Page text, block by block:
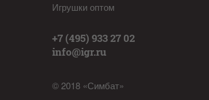
Игрушки оптом
+7 (495) 933 27 02
info@igr.ru
© 2018 «Симбат»